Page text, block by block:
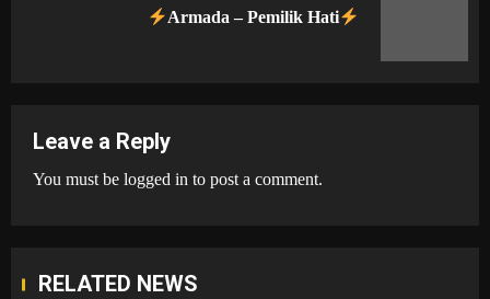
Armada – Pemilik Hati
Leave a Reply
You must be logged in to post a comment.
RELATED NEWS